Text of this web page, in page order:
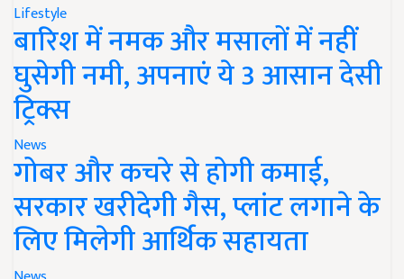
Lifestyle
बारिश में नमक और मसालों में नहीं
घुसेगी नमी, अपनाएं ये 3 आसान देसी
ट्रिक्स
News
गोबर और कचरे से होगी कमाई,
सरकार खरीदेगी गैस, प्लांट लगाने के
लिए मिलेगी आर्थिक सहायता